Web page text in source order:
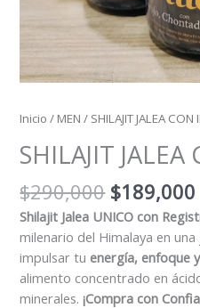
Inicio / MEN / SHILAJIT JALEA CON
SHILAJIT
$290,000 $189,000
Shilajit Jalea UNICO con
milenario del Himalaya en
impulsar tu energía, enfoque
alimento concentrado en
minerales.¡Compra con